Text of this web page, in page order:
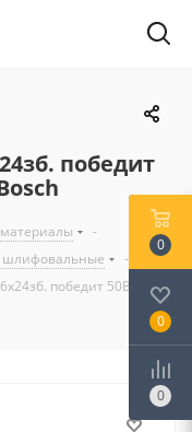
победит
-
шлифовальные
-
победит 50В сер)
0
0
0